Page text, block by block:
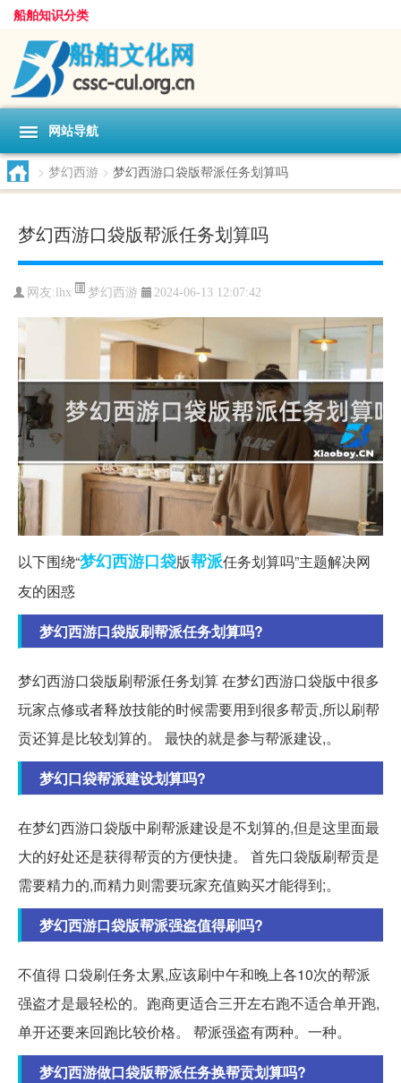
船舶知识分类
网站导航
> 梦幻西游 > 梦幻西游口袋版帮派任务划算吗
梦幻西游口袋版帮派任务划算吗
网友:lhx 梦幻西游 2024-06-13 12:07:42
以下围绕“梦幻西游口袋版帮派任务划算吗”主题解决网
友的困惑
梦幻西游口袋版刷帮派任务划算吗?
梦幻西游口袋版刷帮派任务划算 在梦幻西游口袋版中很多
玩家点修或者释放技能的时候需要用到很多帮贡,所以刷帮
贡还算是比较划算的。 最快的就是参与帮派建设,。
梦幻口袋帮派建设划算吗?
在梦幻西游口袋版中刷帮派建设是不划算的,但是这里面最
大的好处还是获得帮贡的方便快捷。 首先口袋版刷帮贡是
需要精力的,而精力则需要玩家充值购买才能得到;。
梦幻西游口袋版帮派强盗值得刷吗?
不值得 口袋刷任务太累,应该刷中午和晚上各10次的帮派
强盗才是最轻松的。跑商更适合三开左右跑不适合单开跑,
单开还要来回跑比较价格。 帮派强盗有两种。一种。
梦幻西游做口袋版帮派任务换帮贡划算吗?